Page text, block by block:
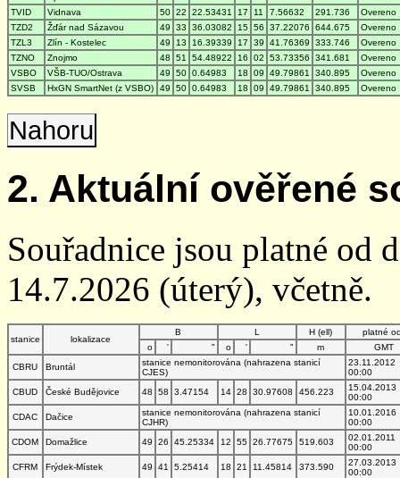
TVID
Vidnava 50 22 22.53431 17 11 7.56632 291.736
Overeno
TZD2
Žďár nad Sázavou 49 33 36.03082 15 56 37.22076 644.675
Overeno
TZL3
Zlín - Kostelec 49 13 16.39339 17 39 41.76369 333.746
Overeno
TZNO
Znojmo 48 51 54.48922 16 02 53.73356 341.681
Overeno
VSBO
VŠB-TUO/Ostrava 49 50 0.64983 18 09 49.79861 340.895
Overeno
SVSB
HxGN SmartNet (z VSBO) 49 50 0.64983 18 09 49.79861 340.895 Overeno
Nahoru
2. Aktuální ověřené
Souřadnice jsou platné od
14.7.2026 (úterý), včetně.
stanice lokalizace
B L H (ell)
platné
o
' " o ' " m
GMT
CBRU
Bruntál
stanice nemonitorována (nahrazena stanicí
CJES)
23.11.2012
00:00
CBUD
České Budějovice 48 58 3.47154 14 28 30.97608 456.223
15.04.2013
00:00
CDAC
Dačice
stanice nemonitorována (nahrazena stanicí
CJHR)
10.01.2016
00:00
CDOM
Domažlice 49 26 45.25334 12 55 26.77675 519.603
02.01.2011
00:00
CFRM
Frýdek-Místek 49 41 5.25414 18 21 11.45814 373.590
27.03.2013
00:00